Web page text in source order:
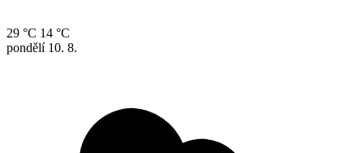
29 °C 14 °C
pondělí 10. 8.